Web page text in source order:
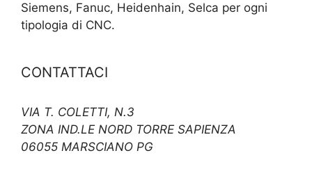
Siemens, Fanuc, Heidenhain, Selca per ogni
tipologia di CNC.
CONTATTACI
VIA T. COLETTI, N.3
ZONA IND.LE NORD TORRE SAPIENZA
06055 MARSCIANO PG